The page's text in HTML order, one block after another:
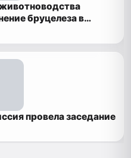
бруцелеза в
провела заседание